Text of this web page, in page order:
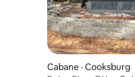
Cabane · Cooksburg